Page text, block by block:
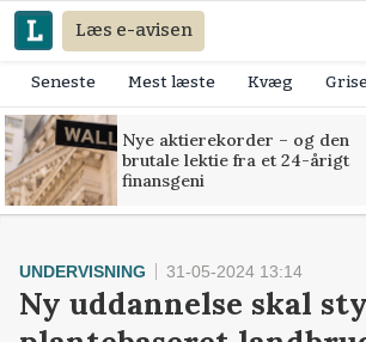
Læs e-avisen
Seneste Mest læste Kvæg
Nye aktierekorder – og den
brutale lektie fra et 24-årigt
finansgeni
UNDERVISNING 31-05-2024 13:14
Ny uddannelse skal